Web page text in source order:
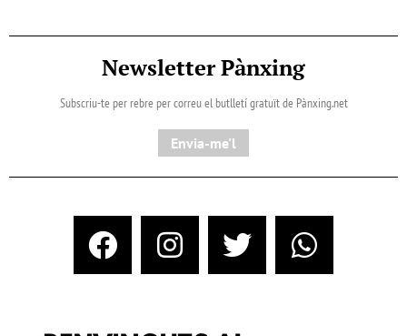
Newsletter Pànxing
Subscriu-te per rebre per correu el butlletí gratuït de Pànxing.net​
Envia-me'l